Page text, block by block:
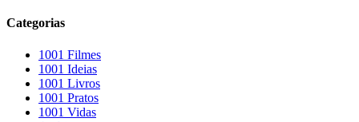
Categorias
1001 Filmes
1001 Ideias
1001 Livros
1001 Pratos
1001 Vidas